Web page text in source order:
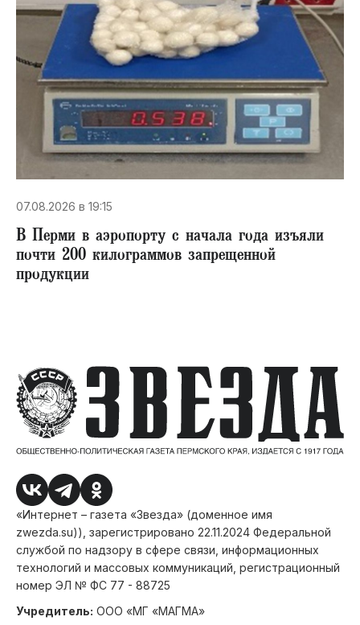
07.08.2026 в 19:15
В Перми в аэропорту с начала года изъяли
почти 200 килограммов запрещенной
продукции
«Интернет – газета «Звезда» (доменное имя
zwezda.su)), зарегистрировано 22.11.2024 Федеральной
службой по надзору в сфере связи, информационных
технологий и массовых коммуникаций, регистрационный
номер ЭЛ № ФС 77 - 88725
Учредитель: ООО «МГ «МАГМА»